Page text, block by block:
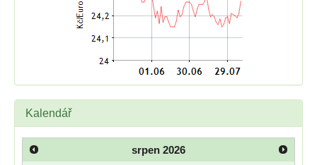
Kalendář
srpen 2026